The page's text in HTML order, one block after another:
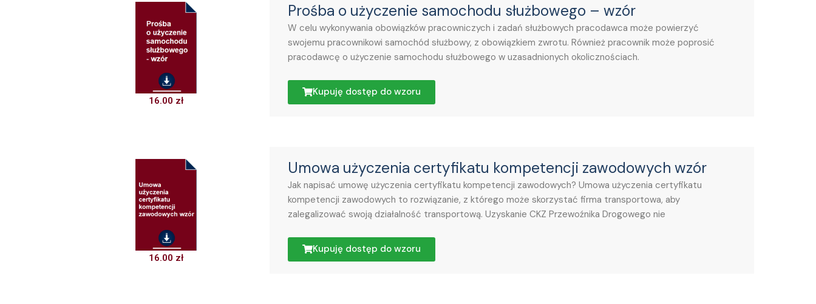
16.00 zł
Prośba o użyczenie samochodu służbowego – wzór
W celu wykonywania obowiązków pracowniczych i zadań służbowych pracodawca może powierzyć
swojemu pracownikowi samochód służbowy, z obowiązkiem zwrotu. Również pracownik może poprosić
pracodawcę o użyczenie samochodu służbowego w uzasadnionych okolicznościach.
Kupuję dostęp do wzoru
16.00 zł
Umowa użyczenia certyfikatu kompetencji zawodowych wzór
Jak napisać umowę użyczenia certyfikatu kompetencji zawodowych? Umowa użyczenia certyfikatu
kompetencji zawodowych to rozwiązanie, z którego może skorzystać firma transportowa, aby
zalegalizować swoją działalność transportową. Uzyskanie CKZ Przewoźnika Drogowego nie
Kupuję dostęp do wzoru